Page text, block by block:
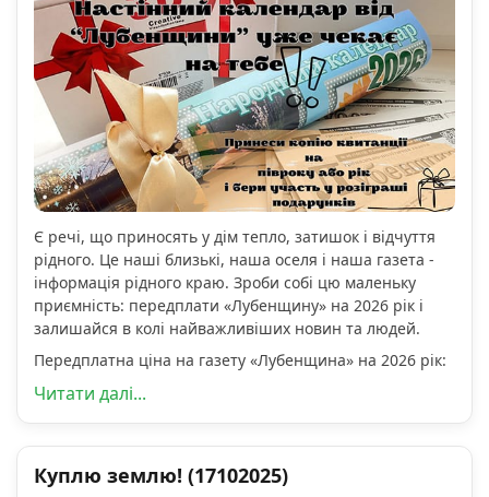
Є речі, що приносять у дім тепло, затишок і відчуття
рідного. Це наші близькі, наша оселя і наша газета -
інформація рідного краю. Зроби собі цю маленьку
приємність: передплати «Лубенщину» на 2026 рік і
залишайся в колі найважливіших новин та людей.
Передплатна ціна на газету «Лубенщина» на 2026 рік:
Читати далі...
Куплю землю! (17102025)